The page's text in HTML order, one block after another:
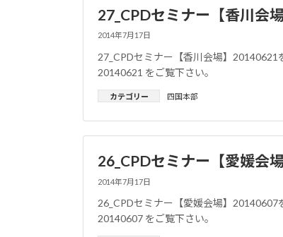
27_CPDセミナー【香川会
2014年7月17日
27_CPDセミナー【香川会場】20140621
20140621 をご覧下さい。
カテゴリー 四国本部
26_CPDセミナー【愛媛会
2014年7月17日
26_CPDセミナー【愛媛会場】20140607
20140607 をご覧下さい。